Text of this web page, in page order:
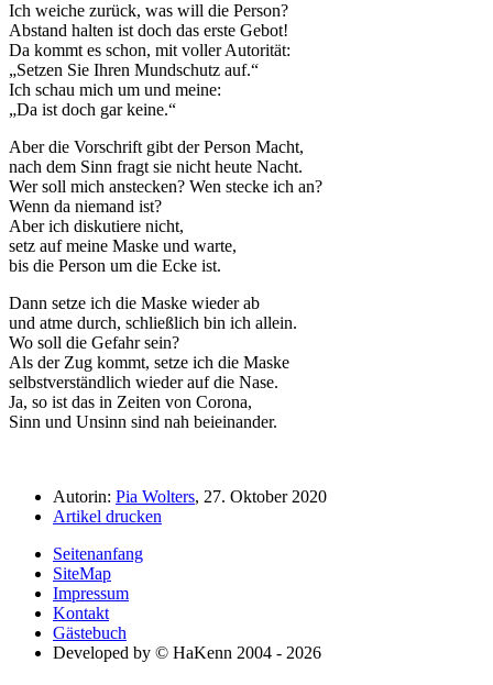
Ich weiche zurück, was will die Person?
Abstand halten ist doch das erste Gebot!
Da kommt es schon, mit voller Autorität:
Setzen Sie Ihren Mundschutz auf.
Ich schau mich um und meine:
Da ist doch gar keine.
Aber die Vorschrift gibt der Person Macht,
nach dem Sinn fragt sie nicht heute Nacht.
Wer soll mich anstecken? Wen stecke ich an?
Wenn da niemand ist?
Aber ich diskutiere nicht,
setz auf meine Maske und warte,
bis die Person um die Ecke ist.
Dann setze ich die Maske wieder ab
und atme durch, schließlich bin ich allein.
Wo soll die Gefahr sein?
Als der Zug kommt, setze ich die Maske
selbstverständlich wieder auf die Nase.
Ja, so ist das in Zeiten von Corona,
Sinn und Unsinn sind nah beieinander.
Autorin: Pia Wolters, 27. Oktober 2020
Artikel drucken
Seitenanfang
SiteMap
Impressum
Kontakt
Gästebuch
Developed by © HaKenn 2004 - 2026